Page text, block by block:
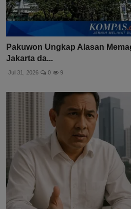
Pakuwon Ungkap Alasan
Jakarta da...
Jul 31, 2026 0 9